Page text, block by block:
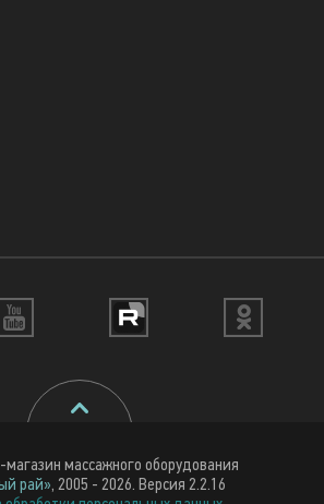
массажного оборудования
рай», 2005 - 2026. Версия 2.2.16